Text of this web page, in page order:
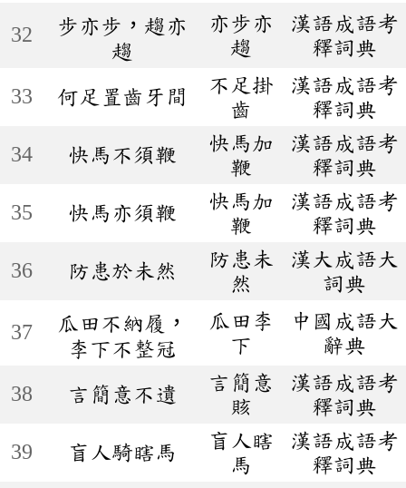
32
步亦步，趨亦
趨
亦步亦
趨
漢語成語考
釋詞典
33 何足置齒牙間
不足掛
齒
漢語成語考
釋詞典
34
快馬不須鞭
快馬加
鞭
漢語成語考
釋詞典
35
快馬亦須鞭
快馬加
鞭
漢語成語考
釋詞典
36
防患於未然
防患未
然
漢大成語大
詞典
37
瓜田不納履，
李下不整冠
瓜田李
下
中國成語大
辭典
38 言簡意不遺
言簡意
賅
漢語成語考
釋詞典
39
盲人騎瞎馬
盲人瞎
馬
漢語成語考
釋詞典